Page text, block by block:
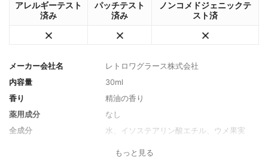
アレルギーテスト
済み
パッチテスト
済み
ノンコメドジェニックテ
スト済
メーカー会社名
レトロワグラース株式会社
内容量
30ml
香り
精油の香り
薬用成分
なし
全成分
水、イソステアリン酸エチル、ウメ果実
ンジオール、（C13-15）アルカン、スクワ
もっと見る